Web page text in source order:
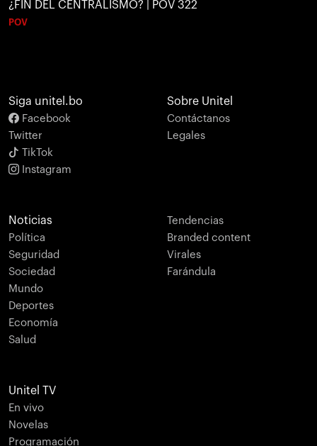
¿FIN DEL CENTRALISMO? | POV 322
POV
Siga unitel.bo
Facebook
Twitter
TikTok
Instagram
Sobre Unitel
Contáctanos
Legales
Noticias
Política
Seguridad
Sociedad
Mundo
Deportes
Economía
Salud
Tendencias
Branded content
Virales
Farándula
Unitel TV
En vivo
Novelas
Programación